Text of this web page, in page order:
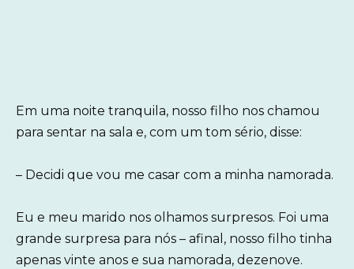
Em uma noite tranquila, nosso filho nos chamou
para sentar na sala e, com um tom sério, disse:
– Decidi que vou me casar com a minha namorada.
Eu e meu marido nos olhamos surpresos. Foi uma
grande surpresa para nós – afinal, nosso filho tinha
apenas vinte anos e sua namorada, dezenove.